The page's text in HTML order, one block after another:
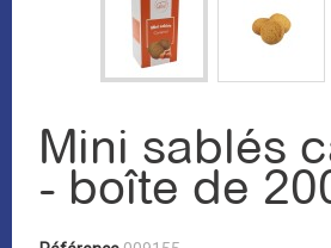
Mini sablés
- boîte de